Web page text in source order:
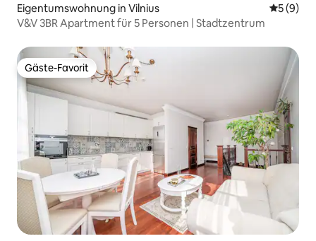
Eigentumswohnung in Vilnius
5 (9)
V&V 3BR Apartment für 5 Personen | Stadtzentrum
Gäste-Favorit
Gäste-Favorit